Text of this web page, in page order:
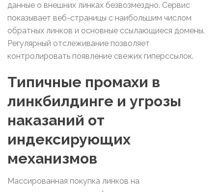
данные о внешних линках безвозмездно. Сервис
показывает веб-страницы с наибольшим числом
обратных линков и основные ссылающиеся домены.
Регулярный отслеживание позволяет
контролировать появление свежих гиперссылок.
Типичные промахи в
линкбилдинге и угрозы
наказаний от
индексирующих
механизмов
Массированная покупка линков на